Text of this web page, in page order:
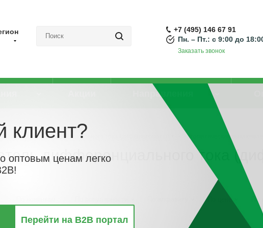
+7 (495) 146 67 91
Пн. – Пт.: с 9:00 до
Заказать звонок
Направления
выключатели дифференциального тока (диффавтоматы) Автоматический
дифференциального тока
По цене По
клиент?
оптовым ценам легко
Перейти на B2B портал